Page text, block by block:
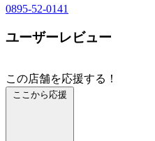
0895-52-0141
ユーザーレビュー
この店舗を応援する！
ここから応援